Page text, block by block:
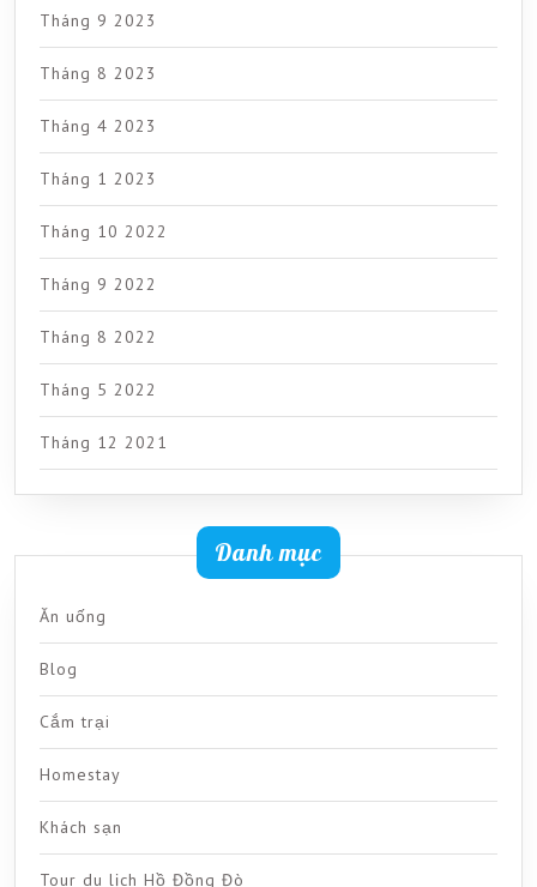
Tháng 9 2023
Tháng 8 2023
Tháng 4 2023
Tháng 1 2023
Tháng 10 2022
Tháng 9 2022
Tháng 8 2022
Tháng 5 2022
Tháng 12 2021
Danh mục
Ăn uống
Blog
Cắm trại
Homestay
Khách sạn
Tour du lịch Hồ Đồng Đò